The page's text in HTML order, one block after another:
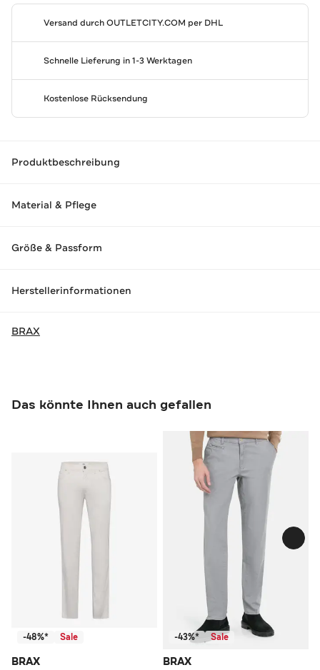
Versand durchOUTLETCITY.COM per DHL
Schnelle Lieferung in 1-3 Werktagen
Kostenlose Rücksendung
Produktbeschreibung
Material & Pflege
Größe & Passform
Herstellerinformationen
BRAX
Das könnte Ihnen auch gefallen
-48%* Sale
BRAX
-43%* Sale
BRAX